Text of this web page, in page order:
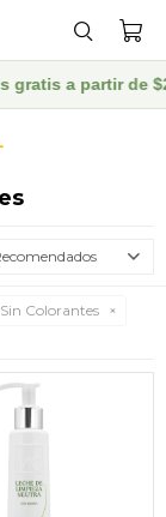
a partir de
Sin Colorantes